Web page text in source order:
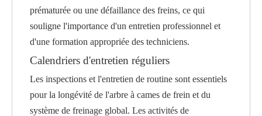
prématurée ou une défaillance des freins, ce qui
souligne l'importance d'un entretien professionnel et
d'une formation appropriée des techniciens.
Calendriers d'entretien réguliers
Les inspections et l'entretien de routine sont essentiels
pour la longévité de l'arbre à cames de frein et du
système de freinage global. Les activités de